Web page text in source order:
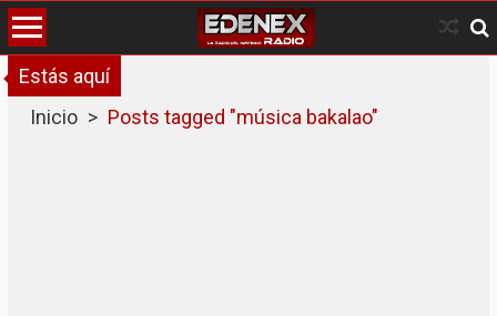
Skip
to
content
Estás aquí
Inicio > Posts tagged "música bakalao"